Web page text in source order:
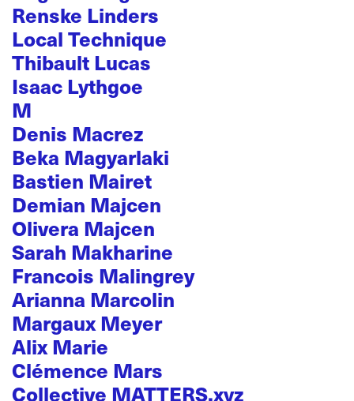
Renske Linders
Local Technique
Thibault Lucas
Isaac Lythgoe
M
Denis Macrez
Beka Magyarlaki
Bastien Mairet
Demian Majcen
Olivera Majcen
Sarah Makharine
Francois Malingrey
Arianna Marcolin
Margaux Meyer
Alix Marie
Clémence Mars
Collective MATTERS.xyz